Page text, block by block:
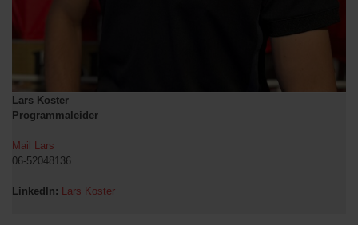
Lars Koster
Programmaleider
Mail Lars
06-52048136
LinkedIn: Lars Koster